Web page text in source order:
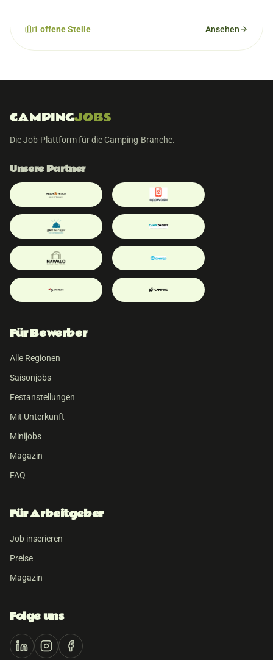
1 offeneStelle Ansehen
CAMPINGJOBS
Die Job-Plattform für die Camping-Branche.
Unsere Partner
Für Bewerber
Alle Regionen
Saisonjobs
Festanstellungen
Mit Unterkunft
Minijobs
Magazin
FAQ
Für Arbeitgeber
Job inserieren
Preise
Magazin
Folge uns